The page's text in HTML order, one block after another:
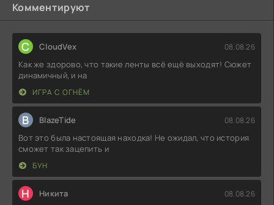
Комментируют
C CloudVex 08.08.26
Как же здорово, что такие ленты всё ещё выходят! Сюжет
динамичный, и на
ИГРА С ОГНЁМ
B BlazeTide 08.08.26
Вот это была настоящая находка! Не ожидал, что история
сможет так зацепить и
БУН
Н Никита 08.08.26